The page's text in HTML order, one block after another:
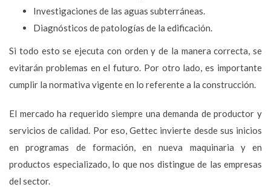
Investigaciones de las aguas subterráneas.
Diagnósticos de patologías de la edificación.
Si todo esto se ejecuta con orden y de la manera correcta, se
evitarán problemas en el futuro. Por otro lado, es importante
cumplir la normativa vigente en lo referente a la construcción.
El mercado ha requerido siempre una demanda de productor y
servicios de calidad. Por eso, Gettec invierte desde sus inicios
en programas de formación, en nueva maquinaria y en
productos especializado, lo que nos distingue de las empresas
del sector.